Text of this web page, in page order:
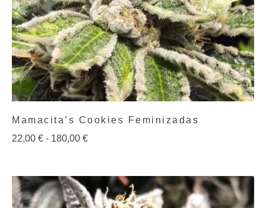
Mamacita’s Cookies Feminizadas
22,00 € - 180,00 €